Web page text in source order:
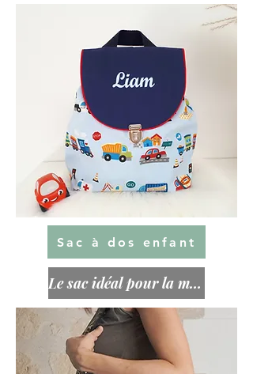
Sac à dos enfant
Le sac idéal pour la maternelle